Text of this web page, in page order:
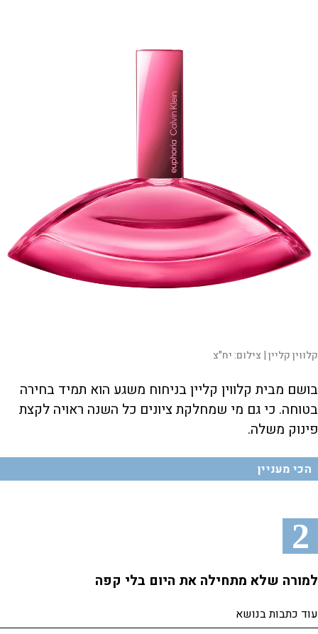
קלווין קליין | צילום:יח"צ
בושם מבית קלווין קליין בניחוח משגע הוא תמיד בחירה
בטוחה. כי גם מי שמחלקת ציונים כל השנה ראויה לקצת
פינוק משלה.
הכי מעניין
2
למורה שלא מתחילה את היום בלי קפה
עוד כתבות בנושא